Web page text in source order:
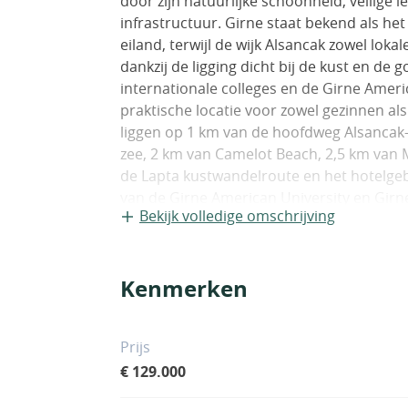
infrastructuur. Girne staat bekend als
eiland, terwijl de wijk Alsancak zowel
dankzij de ligging dicht bij de kust en de
internationale colleges en de Girne
praktische locatie voor zowel gezinnen
liggen op 1 km van de hoofdweg
zee, 2 km van Camelot Beach, 2,5 km
de Lapta kustwandelroute en het
van Girne, 50 km van de luchthaven
een centraal satellietsysteem,
binnen het complex.De 2-
en een ruime woonkamer. Grote ramen
Bekijk volledige omschrijving
Kenmerken
Prijs
€ 129.000